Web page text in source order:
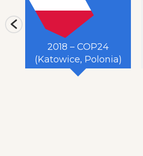
2018 – COP24
(Katowice, Polonia)